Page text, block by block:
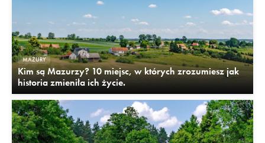
MAZURY
Kim są Mazurzy? 10 miejsc, w których zrozumiesz jak
historia zmieniła ich życie.